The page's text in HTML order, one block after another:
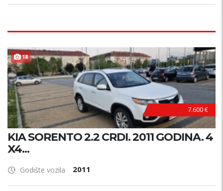
18
7.600 €
KIA SORENTO 2.2 CRDI. 2011 GODINA. 4
X4...
Godište vozila 2011